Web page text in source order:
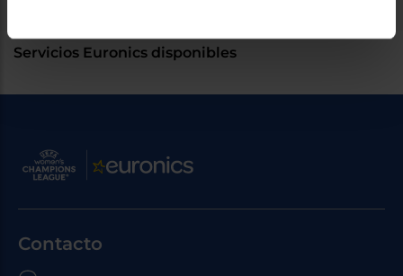
Servicios Euronics disponibles
Contacto